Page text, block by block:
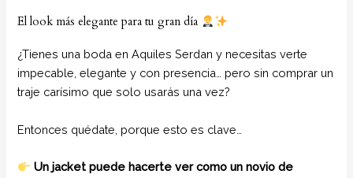
El look más elegante para tu gran día
¿Tienes una boda en Aquiles Serdan y necesitas verte
impecable, elegante y con presencia… pero sin comprar un
traje carísimo que solo usarás una vez?
Entonces quédate, porque esto es clave…
Un jacket puede hacerte ver como un novio de